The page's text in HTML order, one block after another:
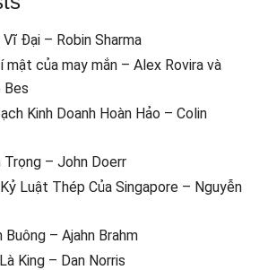
Đại – Robin Sharma
mật của may mắn – Alex Rovira và
Bes
Kinh Doanh Hoàn Hảo – Colin
Trọng – John Doerr
Luật Thép Của Singapore – Nguyễn
Buông – Ajahn Brahm
King – Dan Norris